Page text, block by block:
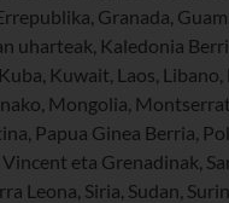
Granada,
uharteak, Kaledonia
Kuwait, Laos,
Mongolia,
Papua Ginea Berria,
eta Grenadinak,
Leona, Siria, Sudan,